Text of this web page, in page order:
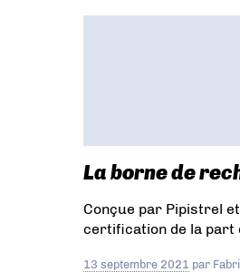
La borne de
Conçue par Pipistrel
certification de la part
13 septembre 2021 par